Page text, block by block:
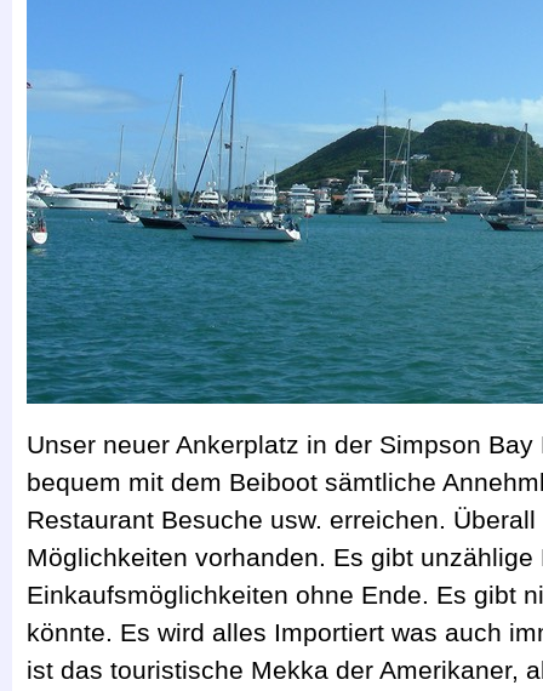
Unser neuer Ankerplatz in der Simpson
bequem mit dem Beiboot sämtliche
Restaurant Besuche usw. erreichen.
Möglichkeiten vorhanden. Es gibt unzählige
Einkaufsmöglichkeiten ohne Ende. Es gibt
könnte. Es wird alles Importiert was auch
ist das touristische Mekka der Amerikaner,